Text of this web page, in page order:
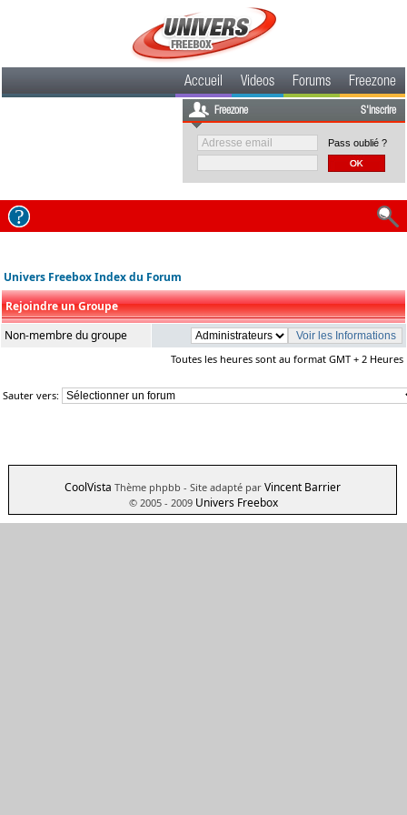
Accueil Videos Forums Freezone
Freezone S'inscrire
Pass oublié ?
Univers Freebox Index du Forum
Rejoindre un Groupe
Non-membre du groupe
Toutes les heures sont au format GMT + 2 Heures
Sauter vers:
CoolVista Thème phpbb - Site adapté par Vincent Barrier
© 2005 - 2009 Univers Freebox